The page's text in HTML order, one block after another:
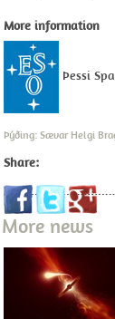
More information
Þessi
Þýðing: Sævar Helgi
Share:
More news